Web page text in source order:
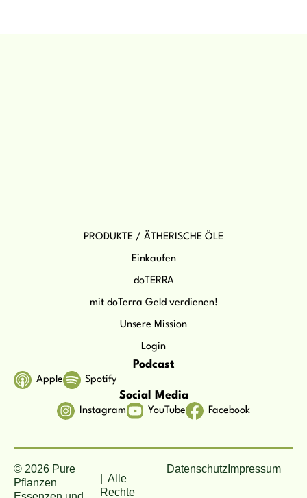
PRODUKTE / ÄTHERISCHE ÖLE
Einkaufen
doTERRA
mit doTerra Geld verdienen!
Unsere Mission
Login
Podcast
Apple Spotify
Social Media
Instagram YouTube Facebook
© 2026 Pure
Pflanzen
| Alle
Rechte
Datenschutz Impressum